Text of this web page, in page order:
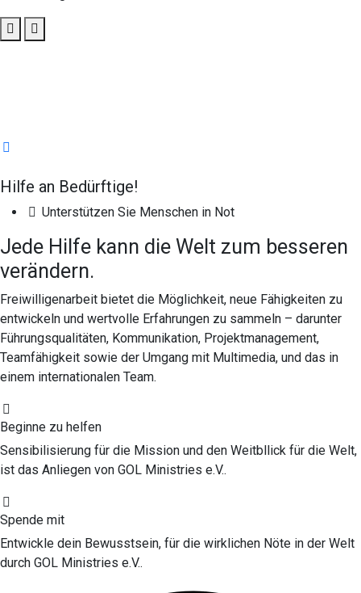
Hilfe an Bedürftige!
Unterstützen Sie Menschen in Not
Jede Hilfe kann die Welt zum besseren
verändern.
Freiwilligenarbeit bietet die Möglichkeit, neue Fähigkeiten zu
entwickeln und wertvolle Erfahrungen zu sammeln – darunter
Führungsqualitäten, Kommunikation, Projektmanagement,
Teamfähigkeit sowie der Umgang mit Multimedia, und das in
einem internationalen Team.
Beginne zu helfen
Sensibilisierung für die Mission und den Weitbllick für die Welt,
ist das Anliegen von GOL Ministries e.V..
Spende mit
Entwickle dein Bewusstsein, für die wirklichen Nöte in der Welt
durch GOL Ministries e.V..